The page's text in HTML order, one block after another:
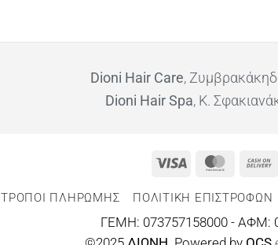
Dioni Hair Care,
Dioni Hair Spa, Κ.
Visa
ΤΡΟΠΟΙ ΠΛΗΡΩΜΗΣ ΠΟΛΙΤΙΚΉ ΕΠΙΣΤΡΟΦΏΝ
ΓΕΜΗ: 073757158000 - ΑΦΜ: